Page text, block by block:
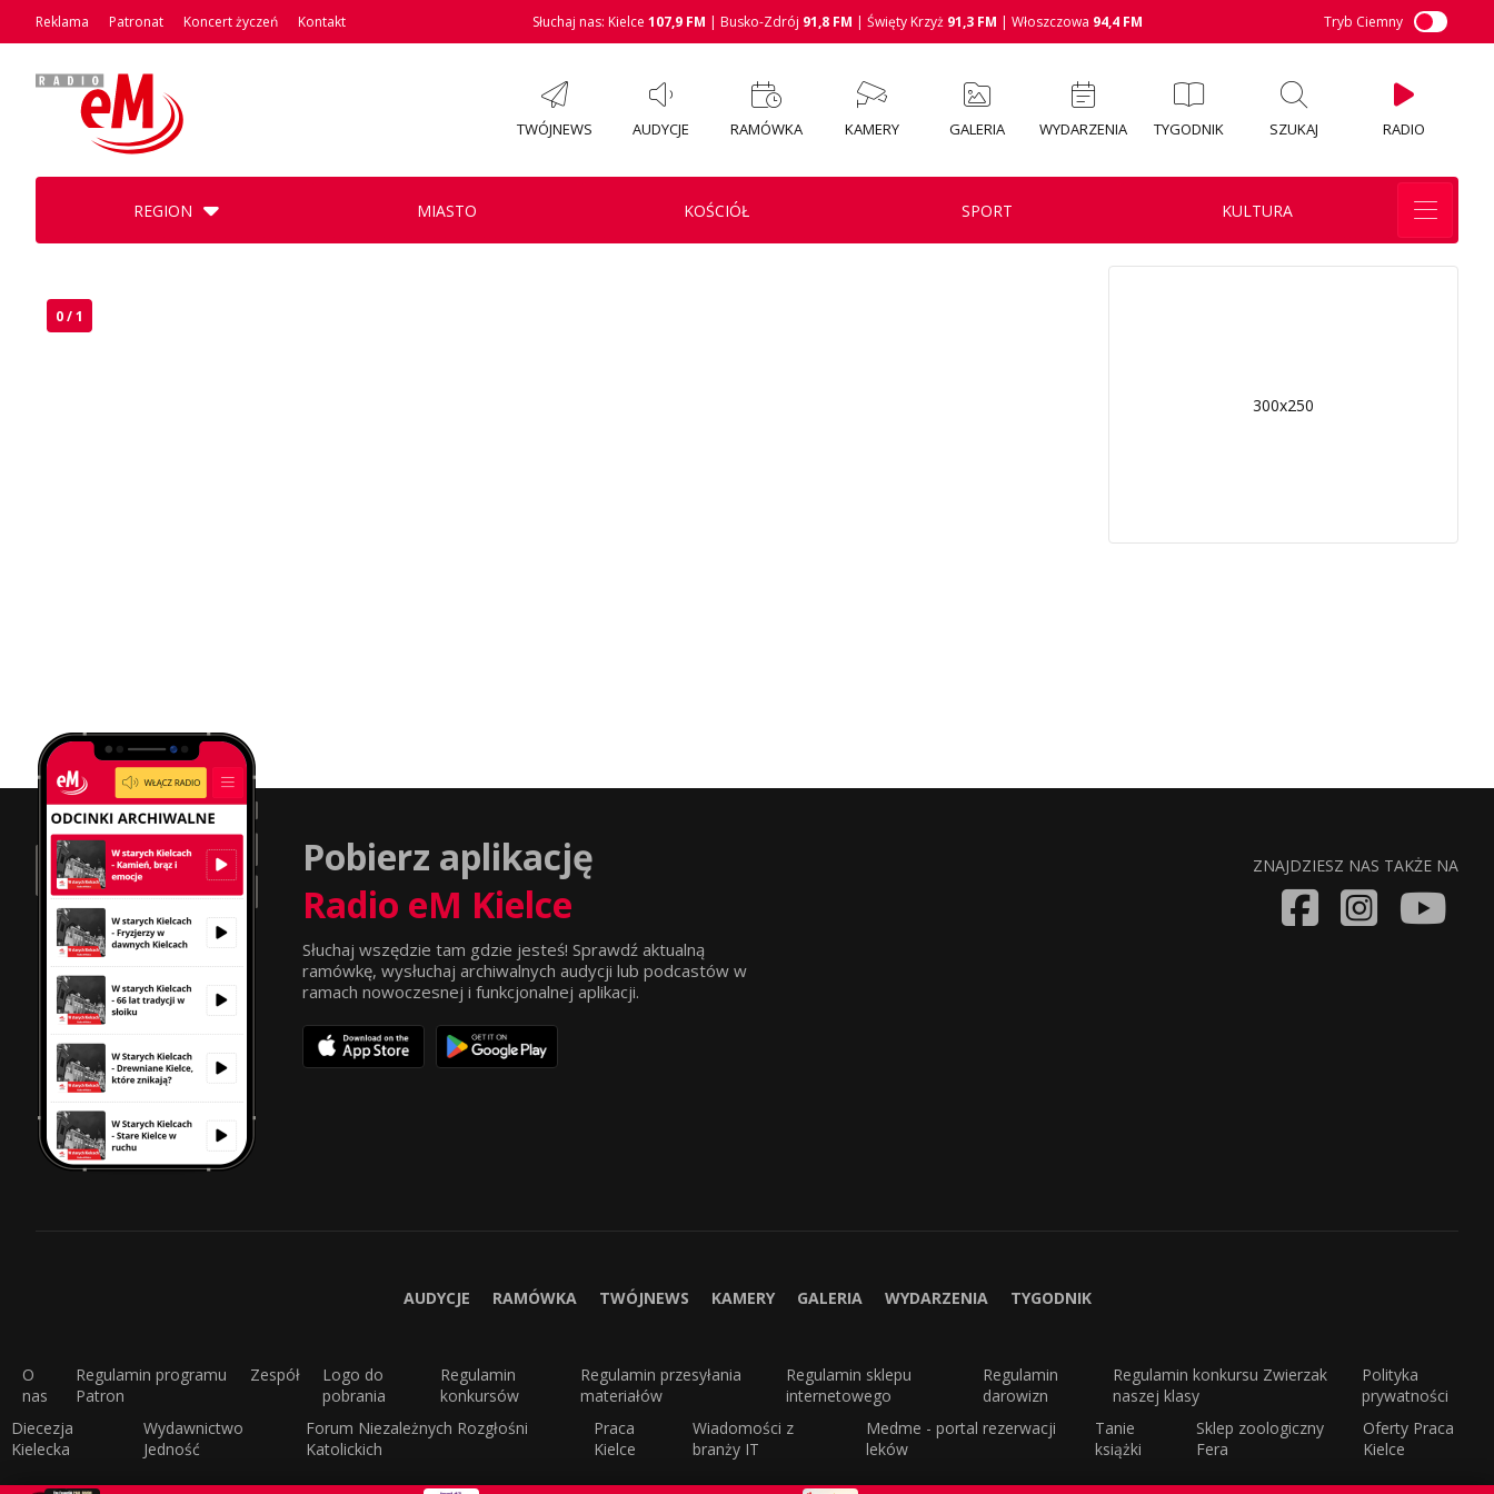
Reklama Patronat Koncert życzeń Kontakt Słuchaj nas: Kielce 107,9 FM | Busko-Zdrój 91,8 FM | Święty Krzyż 91,3 FM | Włoszczowa 94,4 FM Tryb Ciemny
TWÓJNEWS AUDYCJE RAMÓWKA KAMERY GALERIA WYDARZENIA TYGODNIK SZUKAJ RADIO
REGION MIASTO KOŚCIÓŁ SPORT KULTURA
0 / 1
300x250
Pobierz aplikację
Radio eM Kielce
Słuchaj wszędzie tam gdzie jesteś! Sprawdź aktualną
ramówkę, wysłuchaj archiwalnych audycji lub podcastów w
ramach nowoczesnej i funkcjonalnej aplikacji.
ZNAJDZIESZ NAS TAKŻE NA
AUDYCJE RAMÓWKA TWÓJNEWS KAMERY GALERIA WYDARZENIA TYGODNIK
O
nas
Regulamin programu
Patron
Zespół
Logo do
pobrania
Regulamin
konkursów
Regulamin przesyłania
materiałów
Regulamin sklepu
internetowego
Regulamin
darowizn
Regulamin konkursu Zwierzak
naszej klasy
Polityka
prywatności
Diecezja
Kielecka
Wydawnictwo
Jedność
Forum Niezależnych Rozgłośni
Katolickich
Praca
Kielce
Wiadomości z
branży IT
Medme - portal rezerwacji
leków
Tanie
książki
Sklep zoologiczny
Fera
Oferty Praca
Kielce